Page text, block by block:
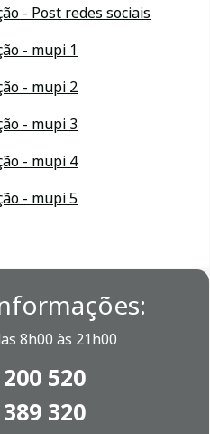
- Post redes sociais
- mupi 1
- mupi 2
- mupi 3
- mupi 4
- mupi 5
8h00 às 21h00
520
320